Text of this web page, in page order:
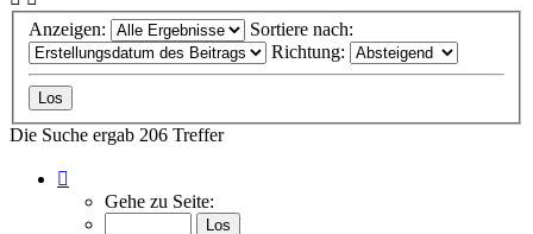
Anzeigen:
Sortiere nach:
Richtung:
Die Suche ergab 206 Treffer
von
Gehe zu Seite: